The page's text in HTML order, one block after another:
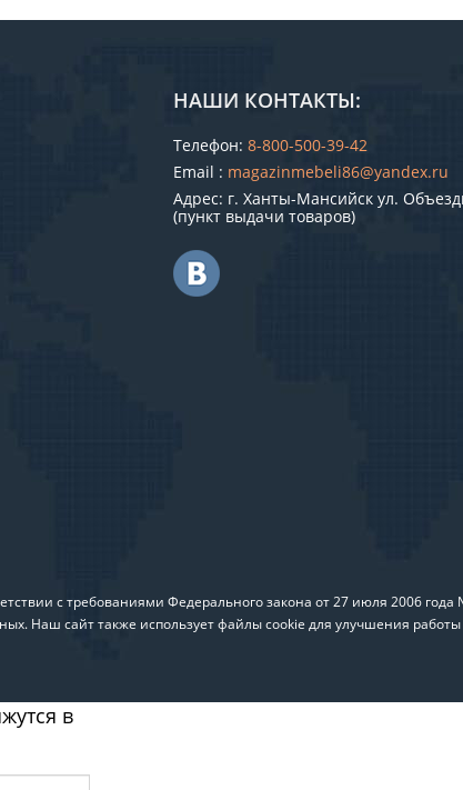
НАШИ КОНТАКТЫ:
Телефон: 8-800-500-39-42
Email : magazinmebeli86@yandex.ru
Адрес: г. Ханты-Мансийск ул.
(пункт выдачи товаров)
с требованиями Федерального закона от 27 июля 2006
Наш сайт также использует файлы cookie для улучшения
в